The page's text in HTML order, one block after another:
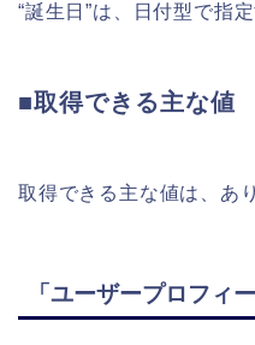
“誕生日”は、日付型で指
■取得できる主な値
取得できる主な値は、あ
「ユーザープロフィ